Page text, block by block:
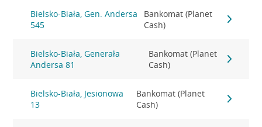
Bielsko-Biała, Gen. Andersa
545
Bankomat (Planet
Cash)
Bielsko-Biała, Generała
Andersa 81
Bankomat (Planet
Cash)
Bielsko-Biała, Jesionowa
13
Bankomat (Planet
Cash)